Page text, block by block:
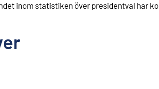
inom statistiken över presidentval har